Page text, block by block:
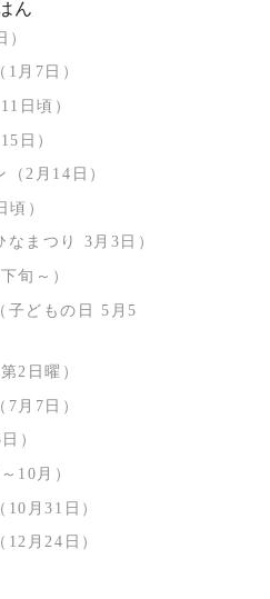
ん
）
1月7日）
日頃）
日）
2月14日）
頃）
なまつり 3月3日）
旬～）
子どもの日 5月5
2日曜）
月7日）
）
10月）
月31日）
12月24日）